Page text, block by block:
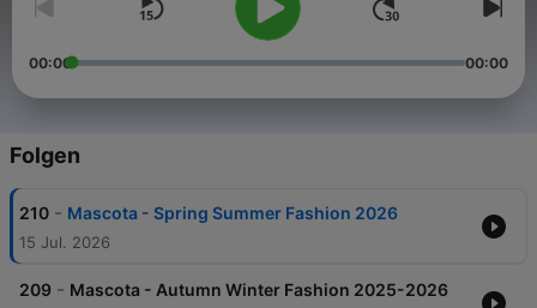
00:00 00:00
Folgen
210 - Mascota - Spring Summer Fashion 2026
15 Jul. 2026
209 - Mascota - Autumn Winter Fashion 2025-2026